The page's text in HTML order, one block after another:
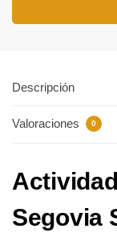
Descripción
Valoraciones 0
Segovia